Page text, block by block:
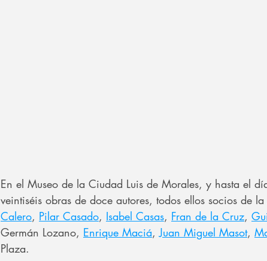
En el Museo de la Ciudad Luis de Morales, y hasta el
veintiséis obras de doce autores, todos ellos socios de la
Calero, Pilar Casado, Isabel Casas, Fran de la Cruz,
Germán Lozano, Enrique Maciá, Juan Miguel Masot,
Plaza.